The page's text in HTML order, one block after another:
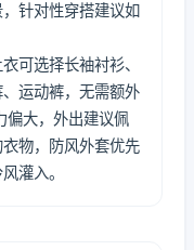
针对性穿搭建议如
可选择长袖衬衫、
运动裤，无需额外
偏大，外出建议佩
物，防风外套优先
灌入。